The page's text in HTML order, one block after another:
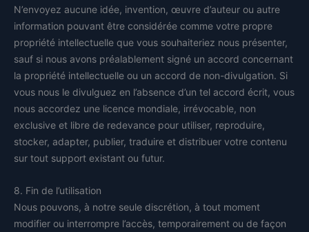
N’envoyez aucune idée, invention, œuvre d’auteur ou autre
information pouvant être considérée comme votre propre
propriété intellectuelle que vous souhaiteriez nous présenter,
sauf si nous avons préalablement signé un accord concernant
la propriété intellectuelle ou un accord de non-divulgation. Si
vous nous le divulguez en l’absence d’un tel accord écrit, vous
nous accordez une licence mondiale, irrévocable, non
exclusive et libre de redevance pour utiliser, reproduire,
stocker, adapter, publier, traduire et distribuer votre contenu
sur tout support existant ou futur.
8. Fin de l’utilisation
Nous pouvons, à notre seule discrétion, à tout moment
modifier ou interrompre l’accès, temporairement ou de façon